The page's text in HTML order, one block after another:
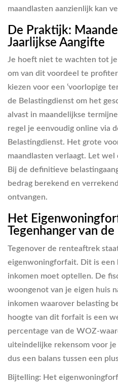
maandlasten aanzienlijk kan
De Praktijk:
Jaarlijkse Aangifte
Je hoeft niet te wachten tot
om van dit voordeel te
kiezen voor een ‘voorlopige
de Belastingdienst om het
alvast in maandelijkse
regel je eenvoudig online via
Belastingdienst. Het grote
maandlasten verlaagt. Let
Bij de definitieve
bedrag berekend en
ontvangen.
Het
Tegenhanger van
Tegenover de renteaftrek
eigenwoningforfait. Dit is een
inkomen moet optellen. De
woongenot van je eigen huis
inkomen waarover belasting
hoogte van dit forfait is een
percentage van de WOZ-
uiteindelijke rekensom voor
dus een balans tussen een
Bijtelling: Het